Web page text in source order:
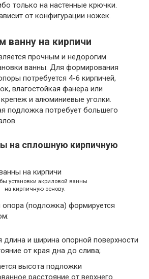
только на настенные крючки.
от конфигурации ножек.
ванну на кирпичи
прочным и недорогим
ванны. Для формирования
потребуется 4-6 кирпичей,
влагостойкая фанера или
крепеж и алюминиевые уголки.
подложка потребует большего
на сплошную кирпичную
установки акриловой ванны
на кирпичную основу.
опора (подложка) формируется
длина и ширина опорной поверхности
от края дна до слива;
высота подложки
расстояние от верхнего